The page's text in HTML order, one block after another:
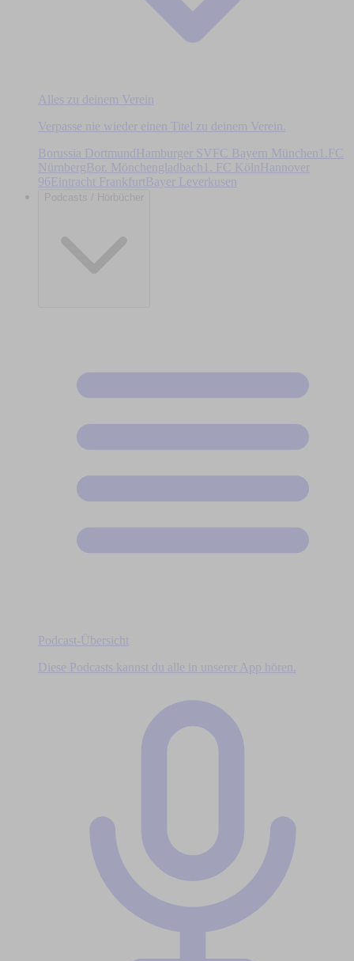
Alles zu deinem Verein
Verpasse nie wieder einen Titel zu deinem Verein.
Borussia DortmundHamburger SV FC Bayern München
1.FC
Nürnberg Bor. Mönchengladbach 1. FC Köln
Hannover
96Eintracht Frankfurt Bayer Leverkusen
Podcasts / Hörbücher
Podcast-Übersicht
Diese Podcasts kannst du alle in unserer App hören.